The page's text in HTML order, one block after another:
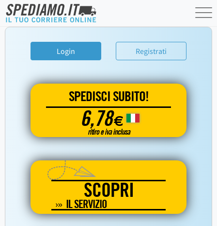
Login Registrati
SPEDISCI SUBITO!
6,78€
ritiro e iva inclusa
SCOPRI
IL SERVIZIO